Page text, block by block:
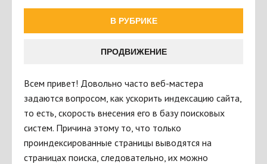
В РУБРИКЕ
ПРОДВИЖЕНИЕ
Всем привет! Довольно часто веб-мастера
задаются вопросом, как ускорить индексацию сайта,
то есть, скорость внесения его в базу поисковых
систем. Причина этому то, что только
проиндексированные страницы выводятся на
страницах поиска, следовательно, их можно